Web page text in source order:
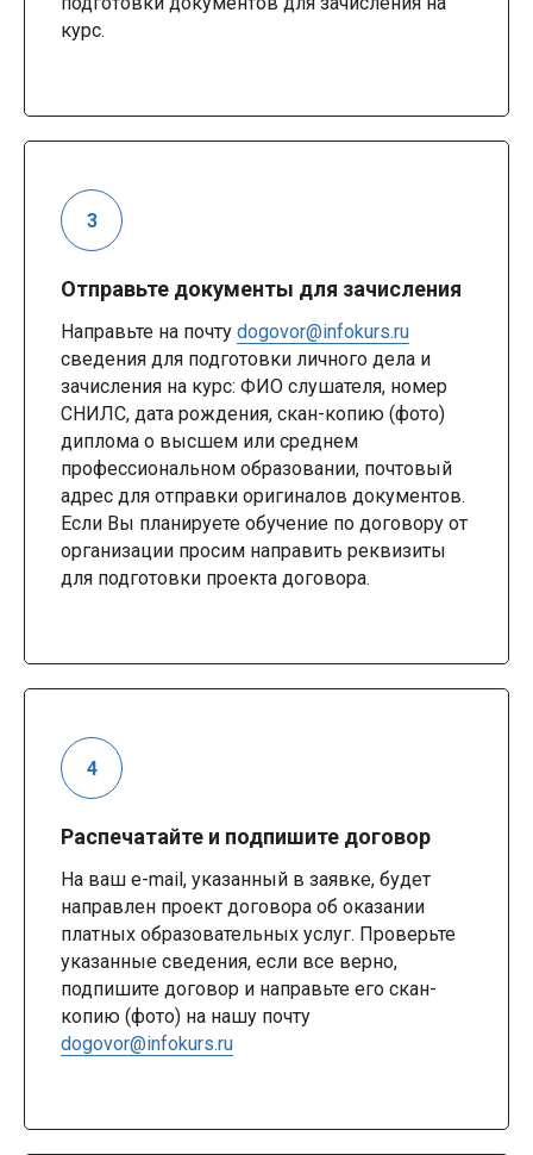
курс.
Отправьте документы для зачисления
Направьте на почту dogovor@infokurs.ru
сведения для подготовки личного дела и
зачисления на курс: ФИО слушателя, номер
СНИЛС, дата рождения, скан-копию (фото)
диплома о высшем или среднем
профессиональном образовании, почтовый
адрес для отправки оригиналов документов.
Если Вы планируете обучение по договору от
организации просим направить реквизиты
для подготовки проекта договора.
Распечатайте и подпишите договор
На ваш e-mail, указанный в заявке, будет
направлен проект договора об оказании
платных образовательных услуг. Проверьте
указанные сведения, если все верно,
подпишите договор и направьте его скан-
копию (фото) на нашу почту
dogovor@infokurs.ru